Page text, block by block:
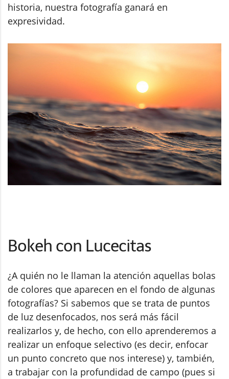
historia, nuestra fotografía ganará en
expresividad.
Bokeh con Lucecitas
¿A quién no le llaman la atención aquellas bolas
de colores que aparecen en el fondo de algunas
fotografías? Si sabemos que se trata de puntos
de luz desenfocados, nos será más fácil
realizarlos y, de hecho, con ello aprenderemos a
realizar un enfoque selectivo (es decir, enfocar
un punto concreto que nos interese) y, también,
a trabajar con la profundidad de campo (pues si